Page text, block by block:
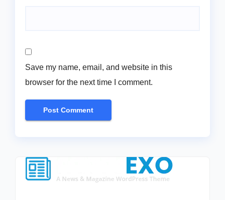
Save my name, email, and website in this
browser for the next time I comment.